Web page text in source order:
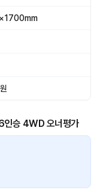
인승 4WD 오너평가